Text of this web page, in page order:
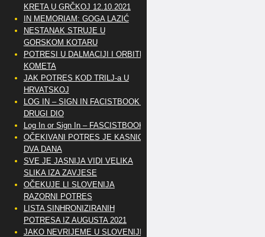
KRETA U GRČKOJ 12.10.2021
IN MEMORIAM: GOGA LAZIĆ
NESTANAK STRUJE U
GORSKOM KOTARU
POTRESI U DALMACIJI I ORBITE
KOMETA
JAK POTRES KOD TRILJ-a U
HRVATSKOJ
LOG IN – SIGN IN FACISTBOOK –
DRUGI DIO
Log In or Sign In – FASCISTBOOK
OČEKIVANI POTRES JE KASNIO
DVA DANA
SVE JE JASNIJA VIDI VELIKA
SLIKA IZA ZAVJESE
OČEKUJE LI SLOVENIJA
RAZORNI POTRES
LISTA SINHRONIZIRANIH
POTRESA IZ AUGUSTA 2021
JAKO NEVRIJEME U SLOVENIJI